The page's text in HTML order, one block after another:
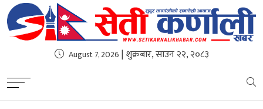
August 7, 2026 | शुक्रबार, साउन २२, २०८३